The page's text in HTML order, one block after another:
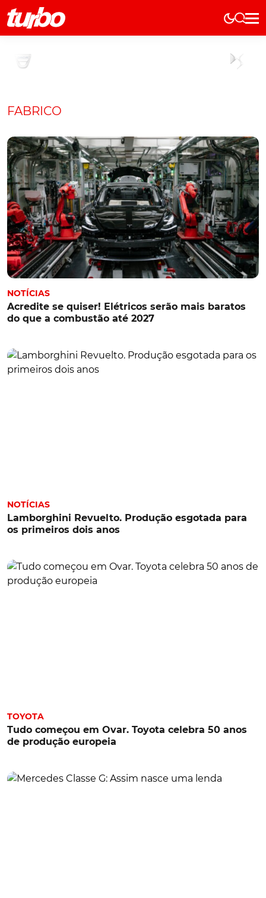
Elétricos
Marcas
História
Comerciais
Curiosidades
Elétricos
Técnica
Testes
FABRICO
NOTÍCIAS
Acredite se quiser! Elétricos serão mais baratos
do que a combustão até 2027
NOTÍCIAS
Lamborghini Revuelto. Produção esgotada para
os primeiros dois anos
TOYOTA
Tudo começou em Ovar. Toyota celebra 50 anos
de produção europeia